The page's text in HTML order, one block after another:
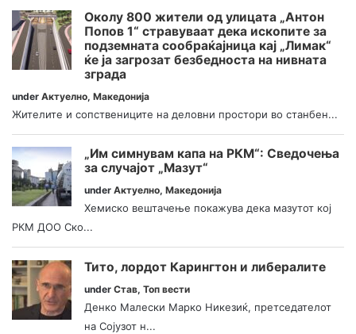
Околу 800 жители од улицата „Антон
Попов 1“ стравуваат дека ископите за
подземната сообраќајница кај „Лимак“
ќе ја загрозат безбедноста на нивната
зграда
under Актуелно, Македонија
Жителите и сопствениците на деловни простори во станбен...
„Им симнувам капа на РКМ“: Сведочења
за случајот „Мазут“
under Актуелно, Македонија
Хемиско вештачење покажува дека мазутот кој
РКМ ДОО Ско...
Тито, лордот Карингтон и либералите
under Став, Топ вести
Денко Малески Марко Никезиќ, претседателот
на Сојузот н...